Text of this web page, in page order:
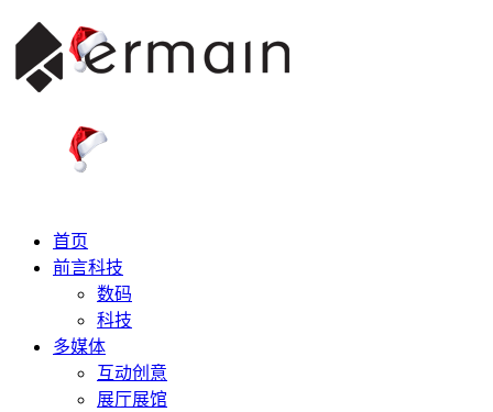
首页
前言科技
数码
科技
多媒体
互动创意
展厅展馆